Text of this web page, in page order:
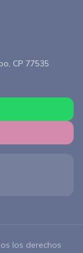
CP 77535
los derechos